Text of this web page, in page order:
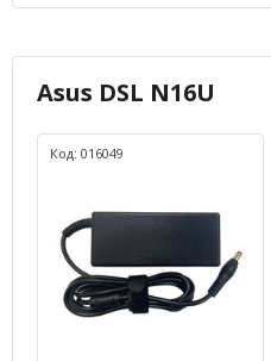
Asus DSL N16U
Код: 016049